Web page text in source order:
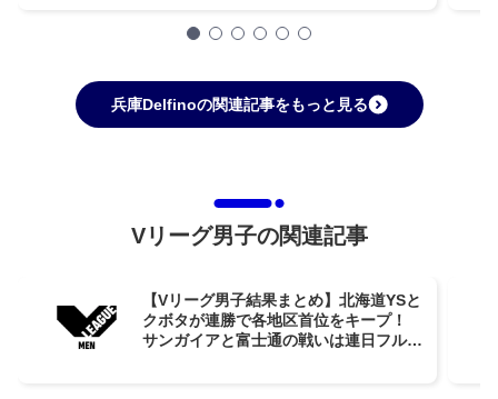
兵庫Delfinoの関連記事をもっと見る
Vリーグ男子の関連記事
【Vリーグ男子結果まとめ】北海道YSと
クボタが連勝で各地区首位をキープ！
サンガイアと富士通の戦いは連日フルセ